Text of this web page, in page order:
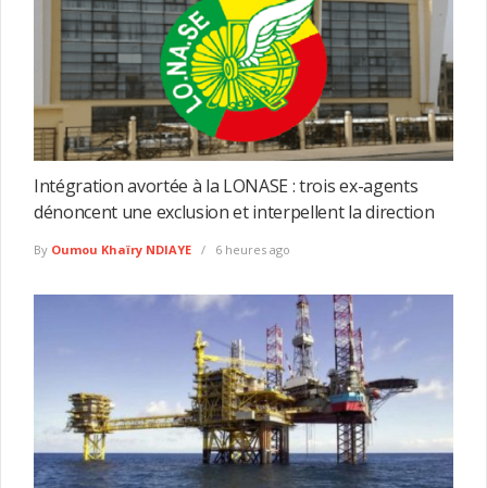
Intégration avortée à la LONASE : trois ex-agents
dénoncent une exclusion et interpellent la direction
By Oumou Khaïry NDIAYE 6 heures ago